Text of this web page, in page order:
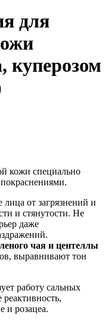
для
куперозом
кожи специально
от загрязнений и
и стянутости. Не
даже
чая и центеллы
выравнивают тон
работу сальных
и розацеа.